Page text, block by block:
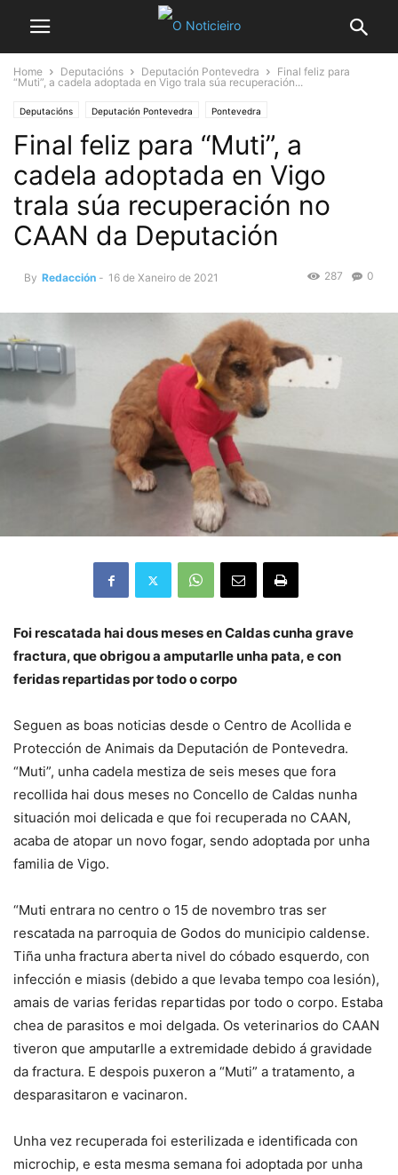
Home Deputacións Deputación Pontevedra
Final feliz para
“Muti”, a cadela adoptada en Vigo trala súa recuperación...
Deputacións Deputación Pontevedra Pontevedra
Final feliz para “Muti”, a
cadela adoptada en Vigo
trala súa recuperación no
CAAN da Deputación
By Redacción - 16 de Xaneiro de 2021 0
287
Foi rescatada hai dous meses en Caldas cunha grave
fractura, que obrigou a amputarlle unha pata, e con
feridas repartidas por todo o corpo
Seguen as boas noticias desde o Centro de Acollida e
Protección de Animais da Deputación de Pontevedra.
“Muti”, unha cadela mestiza de seis meses que fora
recollida hai dous meses no Concello de Caldas nunha
situación moi delicada e que foi recuperada no CAAN,
acaba de atopar un novo fogar, sendo adoptada por unha
familia de Vigo.
“Muti entrara no centro o 15 de novembro tras ser
rescatada na parroquia de Godos do municipio caldense.
Tiña unha fractura aberta nivel do cóbado esquerdo, con
infección e miasis (debido a que levaba tempo coa lesión),
amais de varias feridas repartidas por todo o corpo. Estaba
chea de parasitos e moi delgada. Os veterinarios do CAAN
tiveron que amputarlle a extremidade debido á gravidade
da fractura. E despois puxeron a “Muti” a tratamento, a
desparasitaron e vacinaron.
Unha vez recuperada foi esterilizada e identificada con
microchip, e esta mesma semana foi adoptada por unha